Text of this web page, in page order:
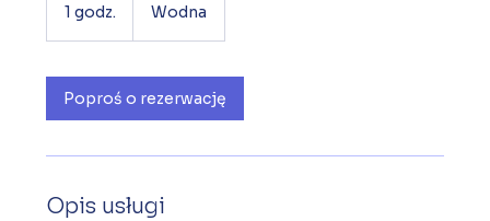
1 godz.
d
z
Wodna
Poproś o rezerwację
Opis usługi